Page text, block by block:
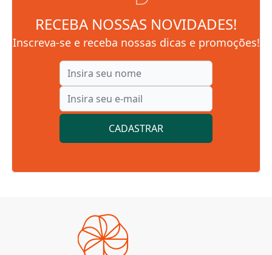
RECEBA NOSSAS NOVIDADES!
Inscreva-se e receba nossas dicas e promoções!
CADASTRAR